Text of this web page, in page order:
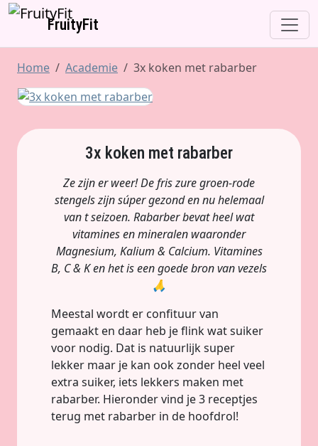
FruityFit
Home Academie 3x koken met rabarber
3x koken met rabarber
Ze zijn er weer! De fris zure groen-rode
stengels zijn súper gezond en nu helemaal
van t seizoen. Rabarber bevat heel wat
vitamines en mineralen waaronder
Magnesium, Kalium & Calcium. Vitamines
B, C & K en het is een goede bron van vezels
🙏
Meestal wordt er confituur van
gemaakt en daar heb je flink wat suiker
voor nodig. Dat is natuurlijk super
lekker maar je kan ook zonder heel veel
extra suiker, iets lekkers maken met
rabarber. Hieronder vind je 3 receptjes
terug met rabarber in de hoofdrol!